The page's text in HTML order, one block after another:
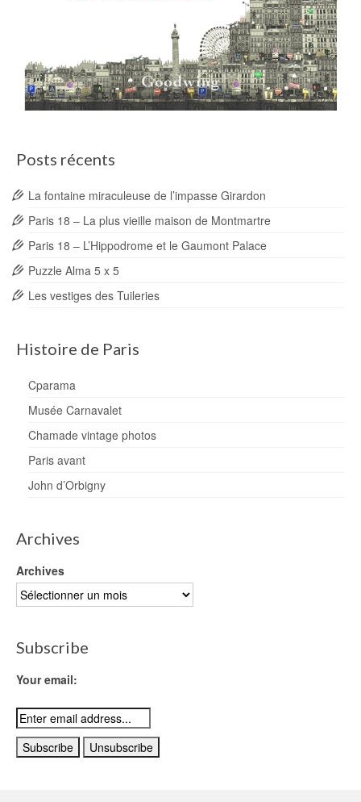
Posts récents
La fontaine miraculeuse de l’impasse Girardon
Paris 18 – La plus vieille maison de Montmartre
Paris 18 – L’Hippodrome et le Gaumont Palace
Puzzle Alma 5 x 5
Les vestiges des Tuileries
Histoire de Paris
Cparama
Musée Carnavalet
Chamade vintage photos
Paris avant
John d’Orbigny
Archives
Archives
Subscribe
Your email: